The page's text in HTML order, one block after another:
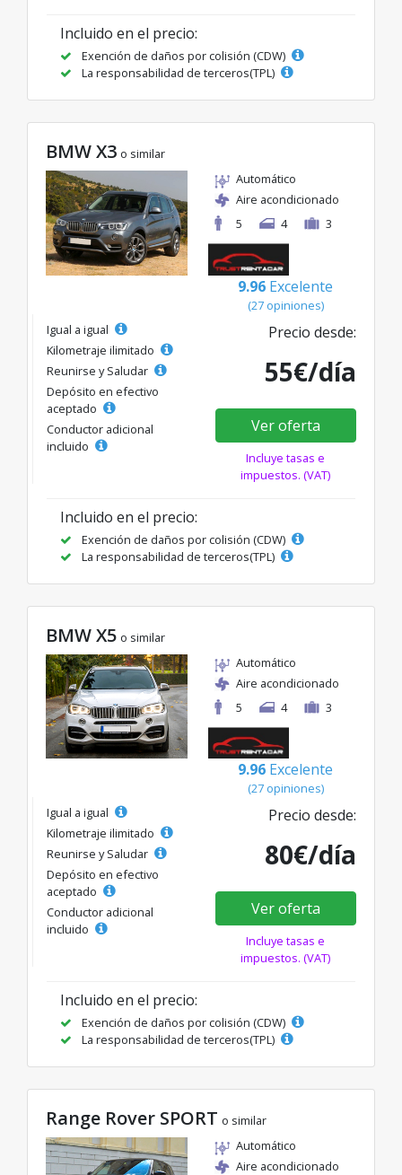
Incluido en el precio:
Exención de daños por colisión (CDW)
La responsabilidad de terceros(TPL)
BMW X3 o similar
Automático
Aire acondicionado
5
4 3
9.96 Excelente
(27 opiniones)
Igual a igual
Kilometraje ilimitado
Reunirse y Saludar
Depósito en efectivo
aceptado
Conductor adicional
incluido
Precio desde:
55€/día
Ver oferta
Incluye tasas e
impuestos. (VAT)
Incluido en el precio:
Exención de daños por colisión (CDW)
La responsabilidad de terceros(TPL)
BMW X5 o similar
Automático
Aire acondicionado
5
4 3
9.96 Excelente
(27 opiniones)
Igual a igual
Kilometraje ilimitado
Reunirse y Saludar
Depósito en efectivo
aceptado
Conductor adicional
incluido
Precio desde:
80€/día
Ver oferta
Incluye tasas e
impuestos. (VAT)
Incluido en el precio:
Exención de daños por colisión (CDW)
La responsabilidad de terceros(TPL)
Range Rover SPORT o similar
Automático
Aire acondicionado